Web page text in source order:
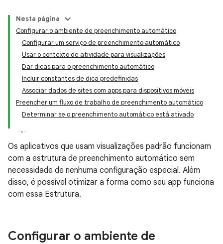
Nesta página
Configurar o ambiente de preenchimento automático
Configurar um serviço de preenchimento automático
Usar o contexto de atividade para visualizações
Dar dicas para o preenchimento automático
Incluir constantes de dica predefinidas
Associar dados de sites com apps para dispositivos móveis
Preencher um fluxo de trabalho de preenchimento automático
Determinar se o preenchimento automático está ativado
Os aplicativos que usam visualizações padrão funcionam
com a estrutura de preenchimento automático sem
necessidade de nenhuma configuração especial. Além
disso, é possível otimizar a forma como seu app funciona
com essa Estrutura.
Configurar o ambiente de